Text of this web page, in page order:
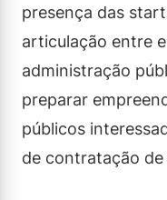
presença das
articulação entre
administração
preparar
públicos
de contratação